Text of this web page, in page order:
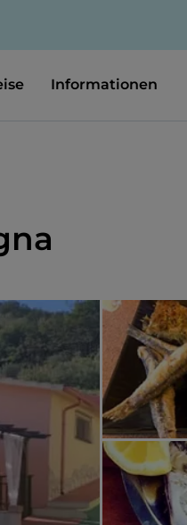
Informationen